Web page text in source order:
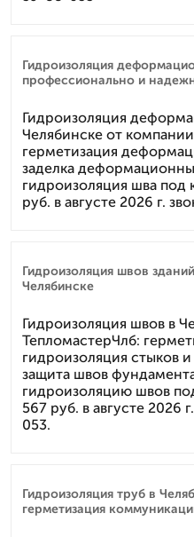
Гидроизоляция
профессионально и
Гидроизоляция
Челябинске от
герметизация
заделка
гидроизоляция шва под
руб. в августе 2026 г.
Гидроизоляция швов
Челябинске
Гидроизоляция швов в
ТепломастерЧлб:
гидроизоляция стыков
защита швов
гидроизоляцию швов
567 руб. в августе 2026
053.
Гидроизоляция труб в
герметизация